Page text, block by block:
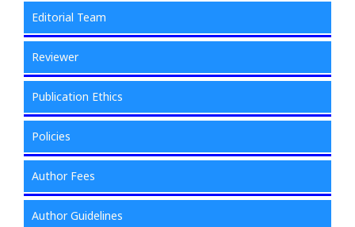
Editorial Team
Reviewer
Publication Ethics
Policies
Author Fees
Author Guidelines